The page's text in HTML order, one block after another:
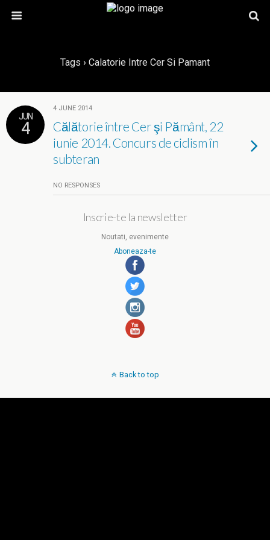
Tags › Calatorie Intre Cer Si Pamant
JUN
4
4 JUNE 2014
Călătorie între Cer şi Pământ, 22
iunie 2014. Concurs de ciclism în
subteran
NO RESPONSES
Inscrie-te la newsletter
Noutati, evenimente
Aboneaza-te
Back to top